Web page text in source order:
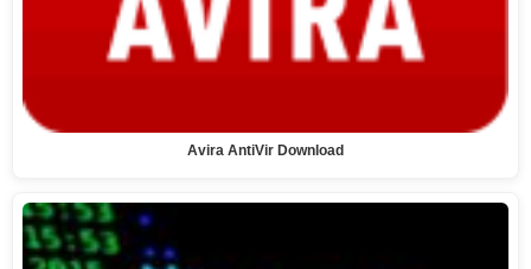
Avira AntiVir Download